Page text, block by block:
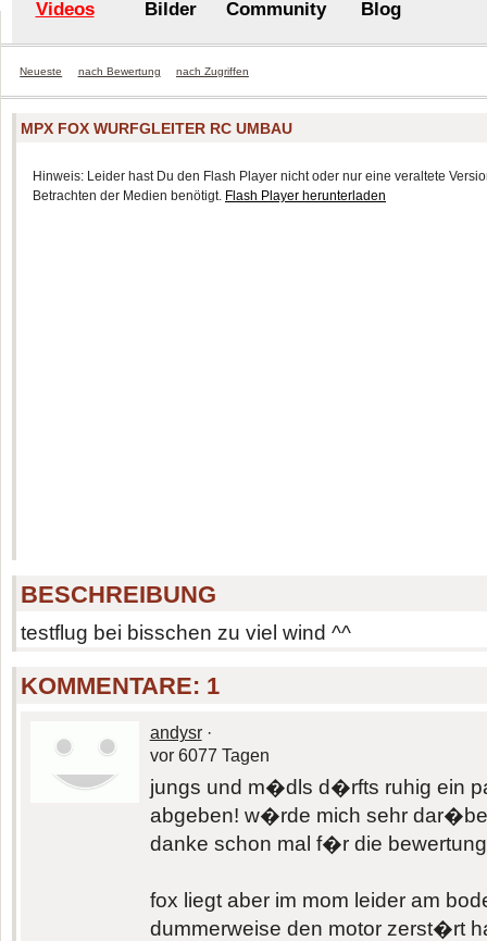
Videos Bilder Community Blog
Neueste nach Bewertung nach Zugriffen
MPX FOX WURFGLEITER RC UMBAU
Hinweis: Leider hast Du den Flash Player nicht oder nur eine veraltete
Betrachten der Medien benötigt. Flash Player herunterladen
BESCHREIBUNG
testflug bei bisschen zu viel wind ^^
KOMMENTARE: 1
andysr·
vor 6077 Tagen
jungs und m�dls d�rfts ruhig ein
abgeben! w�rde mich sehr
danke schon mal f�r die
fox liegt aber im mom leider am
dummerweise den motor zerst�rt